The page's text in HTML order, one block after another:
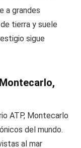
a grandes
tierra y suele
sigue
ATP, Montecarlo
del mundo.
al mar